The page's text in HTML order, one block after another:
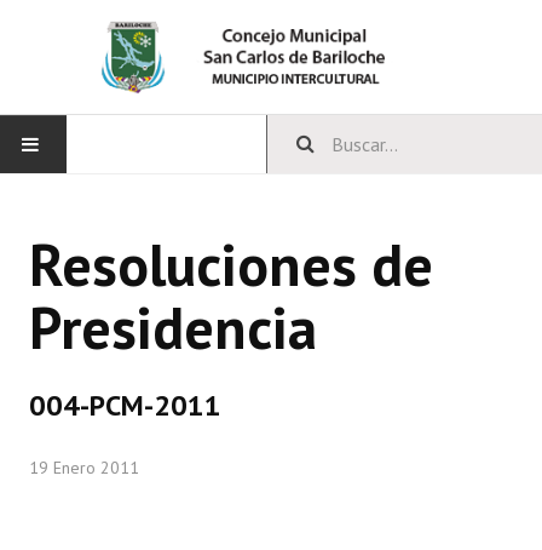
CONCEJO
Bloques Políticos
Comisiones Permanentes
Comisiones Especiales
Resoluciones de
Presidencia
004-PCM-2011
19 Enero 2011